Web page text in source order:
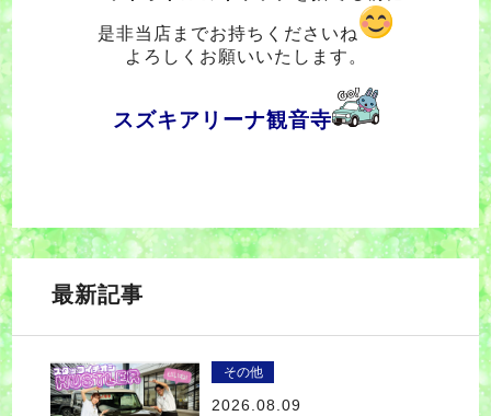
是非当店までお持ちくださいね
よろしくお願いいたします。
スズキアリーナ観音寺
最新記事
その他
2026.08.09